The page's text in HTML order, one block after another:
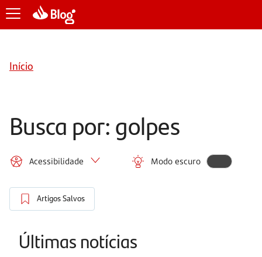
Início
Busca por: golpes
Acessibilidade Modo escuro
Artigos Salvos
Últimas notícias